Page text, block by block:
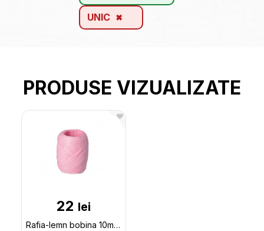
UNIC
PRODUSE VIZUALIZATE
22 lei
Rafia-lemn bobina 10m Maxi roz RE5-10Z-Z14